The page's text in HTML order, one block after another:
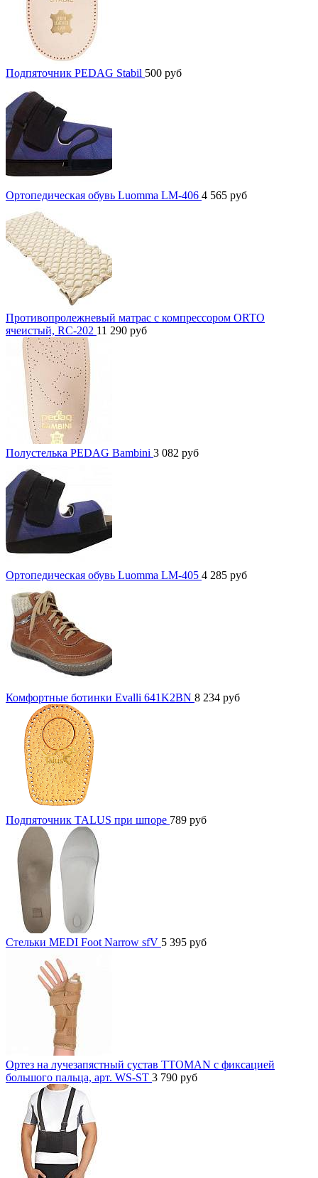
Подпяточник PEDAG Stabil 500 руб
Ортопедическая обувь Luomma LM-406 4 565 руб
Противопролежневый матрас с компрессором ORTO
ячеистый, RC-202 11 290 руб
Полустелька PEDAG Bambini 3 082 руб
Ортопедическая обувь Luomma LM-405 4 285 руб
Комфортные ботинки Evalli 641K2BN 8 234 руб
Подпяточник TALUS при шпоре 789 руб
Стельки MEDI Foot Narrow sfV 5 395 руб
Ортез на лучезапястный сустав TTOMAN с фиксацией
большого пальца, арт. WS-ST 3 790 руб